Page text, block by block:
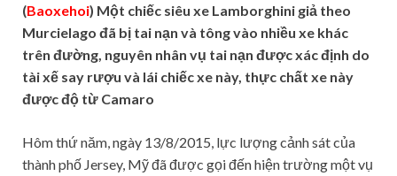
(Baoxehoi) Một chiếc siêu xe Lamborghini giả theo
Murcielago đã bị tai nạn và tông vào nhiều xe khác
trên đường, nguyên nhân vụ tai nạn được xác định do
tài xế say rượu và lái chiếc xe này, thực chất xe này
được độ từ Camaro
Hôm thứ năm, ngày 13/8/2015, lực lượng cảnh sát của
thành phố Jersey, Mỹ đã được gọi đến hiện trường một vụ